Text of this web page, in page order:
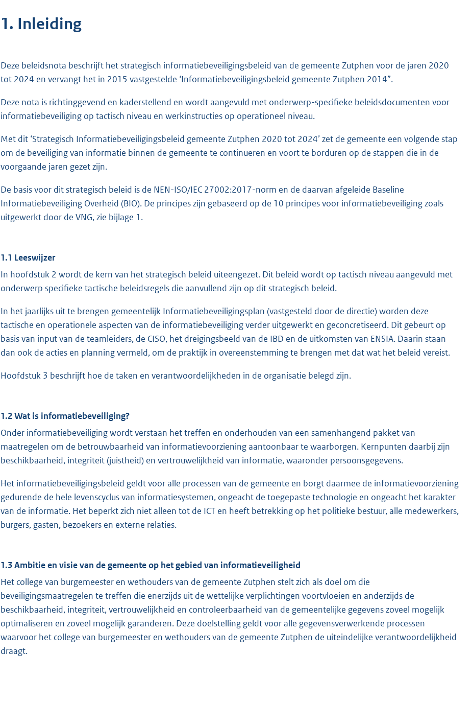
1. Inleiding
Deze beleidsnota beschrijft het strategisch informatiebeveiligingsbeleid van de gemeente Zutphen voor de jaren 2020
tot 2024 en vervangt het in 2015 vastgestelde ‘Informatiebeveiligingsbeleid gemeente Zutphen 2014”.
Deze nota is richtinggevend en kaderstellend en wordt aangevuld met onderwerp-specifieke beleidsdocumenten voor
informatiebeveiliging op tactisch niveau en werkinstructies op operationeel niveau.
Met dit ‘Strategisch Informatiebeveiligingsbeleid gemeente Zutphen 2020 tot 2024’ zet de gemeente een volgende stap
om de beveiliging van informatie binnen de gemeente te continueren en voort te borduren op de stappen die in de
voorgaande jaren gezet zijn.
De basis voor dit strategisch beleid is de NEN-ISO/IEC 27002:2017-norm en de daarvan afgeleide Baseline
Informatiebeveiliging Overheid (BIO). De principes zijn gebaseerd op de 10 principes voor informatiebeveiliging zoals
uitgewerkt door de VNG, zie bijlage 1.
1.1 Leeswijzer
In hoofdstuk 2 wordt de kern van het strategisch beleid uiteengezet. Dit beleid wordt op tactisch niveau aangevuld met
onderwerp specifieke tactische beleidsregels die aanvullend zijn op dit strategisch beleid.
In het jaarlijks uit te brengen gemeentelijk Informatiebeveiligingsplan (vastgesteld door de directie) worden deze
tactische en operationele aspecten van de informatiebeveiliging verder uitgewerkt en geconcretiseerd. Dit gebeurt op
basis van input van de teamleiders, de CISO, het dreigingsbeeld van de IBD en de uitkomsten van ENSIA. Daarin staan
dan ook de acties en planning vermeld, om de praktijk in overeenstemming te brengen met dat wat het beleid vereist.
Hoofdstuk 3 beschrijft hoe de taken en verantwoordelijkheden in de organisatie belegd zijn.
1.2 Wat is informatiebeveiliging?
Onder informatiebeveiliging wordt verstaan het treffen en onderhouden van een samenhangend pakket van
maatregelen om de betrouwbaarheid van informatievoorziening aantoonbaar te waarborgen. Kernpunten daarbij zijn
beschikbaarheid, integriteit (juistheid) en vertrouwelijkheid van informatie, waaronder persoonsgegevens.
Het informatiebeveiligingsbeleid geldt voor alle processen van de gemeente en borgt daarmee de informatievoorziening
gedurende de hele levenscyclus van informatiesystemen, ongeacht de toegepaste technologie en ongeacht het karakter
van de informatie. Het beperkt zich niet alleen tot de ICT en heeft betrekking op het politieke bestuur, alle medewerkers,
burgers, gasten, bezoekers en externe relaties.
1.3 Ambitie en visie van de gemeente op het gebied van informatieveiligheid
Het college van burgemeester en wethouders van de gemeente Zutphen stelt zich als doel om die
beveiligingsmaatregelen te treffen die enerzijds uit de wettelijke verplichtingen voortvloeien en anderzijds de
beschikbaarheid, integriteit, vertrouwelijkheid en controleerbaarheid van de gemeentelijke gegevens zoveel mogelijk
optimaliseren en zoveel mogelijk garanderen. Deze doelstelling geldt voor alle gegevensverwerkende processen
waarvoor het college van burgemeester en wethouders van de gemeente Zutphen de uiteindelijke verantwoordelijkheid
draagt.